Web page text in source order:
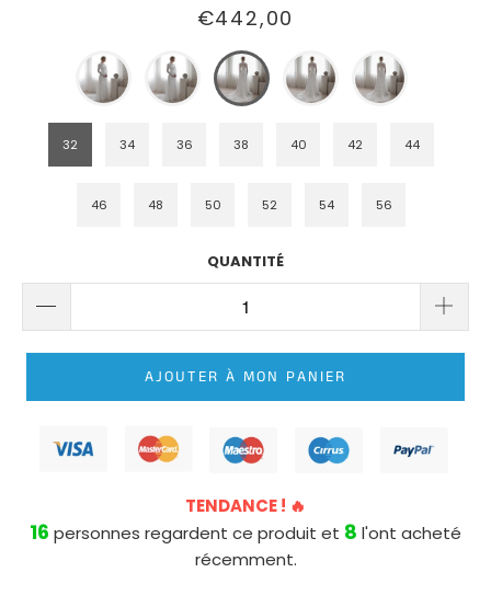
BOHÈME
PRINCESSE
ROBE
DE
MARIÉE
DE
MARIÉE
LONGUE
MARIÉE
€442,00
32 34 36 38 40 42 44
46 48 50 52 54 56
QUANTITÉ
AJOUTER À MON PANIER
TENDANCE ! 🔥
16 personnes regardent ce produit et 8 l'ont acheté
récemment.